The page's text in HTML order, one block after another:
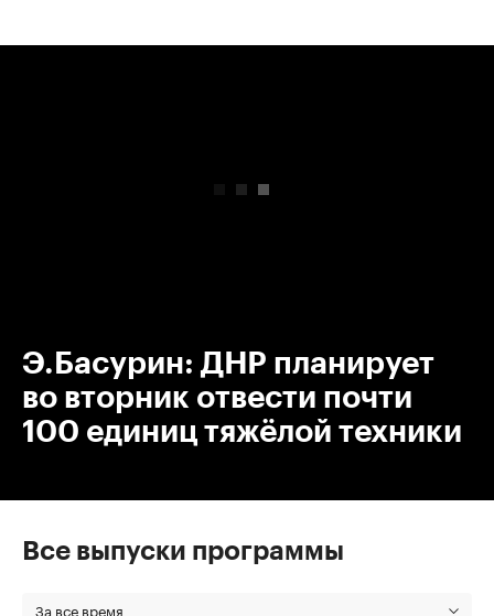
Э.Басурин: ДНР планирует
во вторник отвести почти
100 единиц тяжёлой техники
Все выпуски программы
За все время